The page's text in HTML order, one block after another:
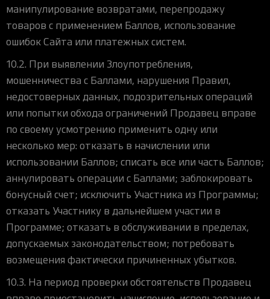
манипулирование возвратами, перепродажу
товаров с применением Баллов, использование
ошибок Сайта или платежных систем.
10.2. При выявлении Злоупотребления,
мошенничества с Баллами, нарушения Правил,
недостоверных данных, подозрительных операций
или попытки обхода ограничений Продавец вправе
по своему усмотрению применить одну или
несколько мер: отказать в начислении или
использовании Баллов; списать все или часть Баллов;
аннулировать операции с Баллами; заблокировать
бонусный счет; исключить Участника из Программы;
отказать Участнику в дальнейшем участии в
Программе; отказать в обслуживании в пределах,
допускаемых законодательством; потребовать
возмещения фактически причиненных убытков.
10.3. На период проверки обстоятельств Продавец